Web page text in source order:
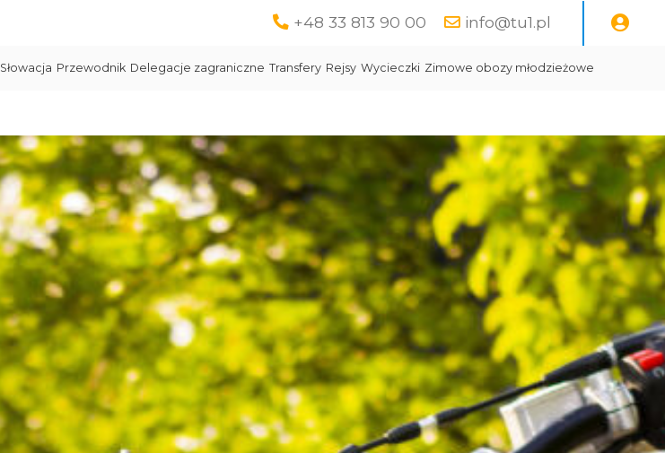
+48 33 813 90 00 info@tu1.pl
Słowacja Przewodnik Delegacje zagraniczne Transfery Rejsy Wycieczki Zimowe obozy młodzieżowe